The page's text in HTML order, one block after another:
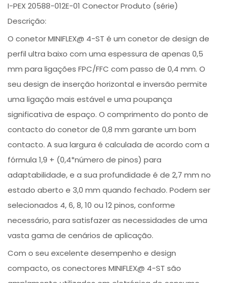
I-PEX 20588-012E-01 Conector Produto (série)
Descrição:
O conetor MINIFLEX@ 4-ST é um conetor de design de
perfil ultra baixo com uma espessura de apenas 0,5
mm para ligações FPC/FFC com passo de 0,4 mm. O
seu design de inserção horizontal e inversão permite
uma ligação mais estável e uma poupança
significativa de espaço. O comprimento do ponto de
contacto do conetor de 0,8 mm garante um bom
contacto. A sua largura é calculada de acordo com a
fórmula 1,9 + (0,4*número de pinos) para
adaptabilidade, e a sua profundidade é de 2,7 mm no
estado aberto e 3,0 mm quando fechado. Podem ser
selecionados 4, 6, 8, 10 ou 12 pinos, conforme
necessário, para satisfazer as necessidades de uma
vasta gama de cenários de aplicação.
Com o seu excelente desempenho e design
compacto, os conectores MINIFLEX@ 4-ST são